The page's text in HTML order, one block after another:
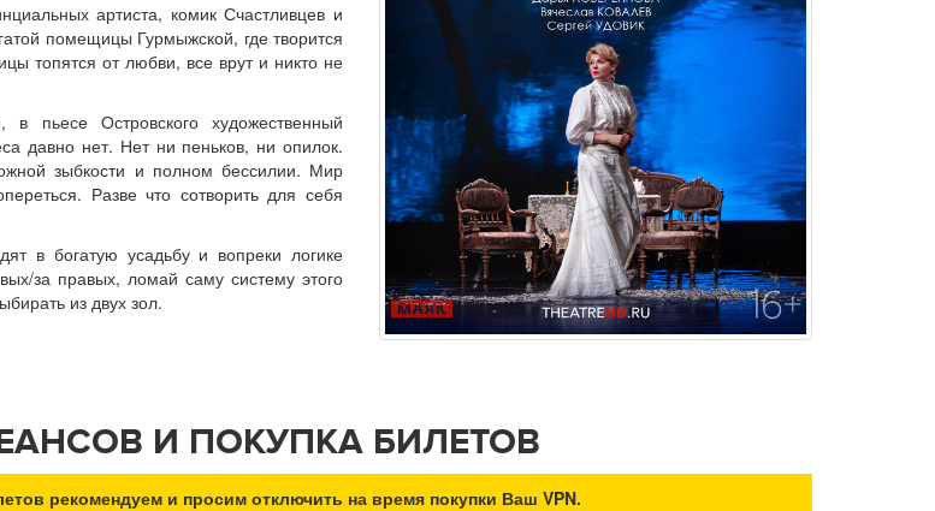
артиста, комик Счастливцев и
помещицы Гурмыжской, где творится
топятся от любви, все врут и никто не
пьесе Островского художественный
давно нет. Нет ни пеньков, ни опилок.
зыбкости и полном бессилии. Мир
Разве что сотворить для себя
в богатую усадьбу и вопреки логике
за правых, ломай саму систему этого
из двух зол.
И ПОКУПКА БИЛЕТОВ
рекомендуем и просим отключить на время покупки Ваш VPN.